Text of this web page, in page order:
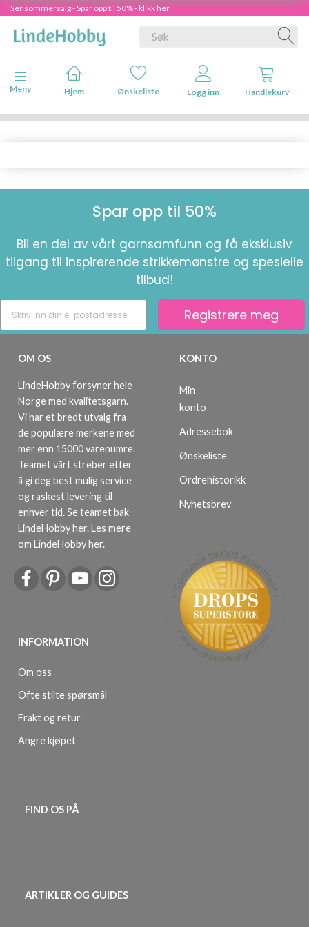
Sensommersalg - Spar opp til 50% - klikk her
Veksle navigasjon
Meny
Hjem Ønskeliste Logg inn Handlekurv
Spar opp til 50%
Bli en del av vårt garnsamfunn og få eksklusiv
tilgang til inspirerende strikkemønstre og spesielle
tilbud!
Registrere meg
OM OS
LindeHobby forsyner hele
Norge med kvalitetsgarn.
Vi har et bredt utvalg fra
de populære merkene med
mer enn 15000 varenumre.
Teamet vårt streber etter
å gi deg best mulig service
og raskest levering til
enhver tid. Se teamet bak
LindeHobby her.Les mere
om LindeHobby her.
INFORMATION
Om oss
Ofte stilte spørsmål
Frakt og retur
Angre kjøpet
KONTO
Min
konto
Adressebok
Ønskeliste
Ordrehistorikk
Nyhetsbrev
FIND OS PÅ
ARTIKLER OG GUIDES